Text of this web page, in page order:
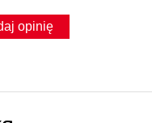
opinię